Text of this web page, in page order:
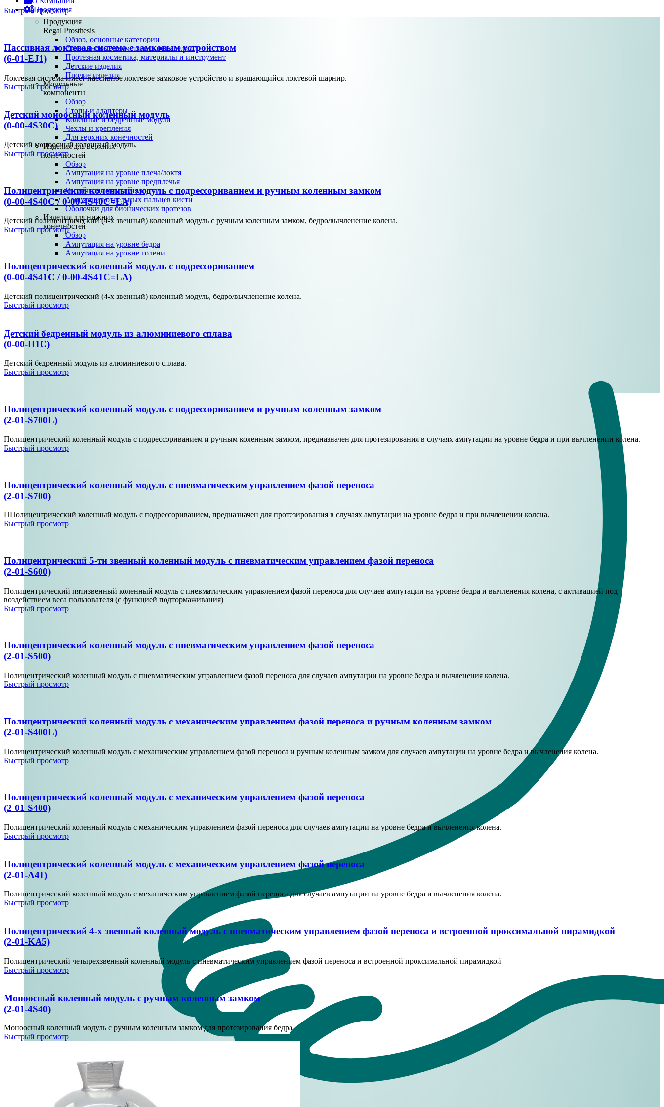
Продукция
Продукция
Regal Prosthesis
Обзор, основные категории
Силиконовые косметические изделия
Протезная косметика, материалы и инструмент
Детские изделия
Прочие изделия
Модульные
компоненты
Обзор
Стопы и адаптеры
Коленные и бедренные модули
Чехлы и крепления
Для верхних конечностей
Изделия для верхних
конечностей
Обзор
Ампутация на уровне плеча/локтя
Ампутация на уровне предплечья
Частичная ампутация кисти
Ампутация отдельных пальцев кисти
Оболочки для бионических протезов
Изделия для нижних
конечностей
Обзор
Ампутация на уровне бедра
Ампутация на уровне голени
Быстрый просмотр
Пассивная локтевая система с замковым устройством
(6-01-EJ1)
Локтевая система имеет пассивное локтевое замковое устройство и вращающийся локтевой шарнир.
Быстрый просмотр
Детский моноосный коленный модуль
(0-00-4S30C)
Детский моноосный коленный модуль.
Быстрый просмотр
Полицентрический коленный модуль с подрессориванием и ручным коленным замком
(0-00-4S40C / 0-00-4S40C=LA)
Детский полицентрический (4-х звенный) коленный модуль с ручным коленным замком, бедро/вычленение колена.
Быстрый просмотр
Полицентрический коленный модуль с подрессориванием
(0-00-4S41C / 0-00-4S41C=LA)
Детский полицентрический (4-х звенный) коленный модуль, бедро/вычленение колена.
Быстрый просмотр
Детский бедренный модуль из алюминиевого сплава
(0-00-H1C)
Детский бедренный модуль из алюминиевого сплава.
Быстрый просмотр
Полицентрический коленный модуль с подрессориванием и ручным коленным замком
(2-01-S700L)
Полицентрический коленный модуль с подрессориванием и ручным коленным замком, предназначен для протезирования в случаях ампутации на уровне бедра и при вычленении колена.
Быстрый просмотр
Полицентрический коленный модуль с пневматическим управлением фазой переноса
(2-01-S700)
ППолицентрический коленный модуль с подрессориванием, предназначен для протезирования в случаях ампутации на уровне бедра и при вычленении колена.
Быстрый просмотр
Полицентрический 5-ти звенный коленный модуль с пневматическим управлением фазой переноса
(2-01-S600)
Полицентрический пятизвенный коленный модуль с пневматическим управлением фазой переноса для случаев ампутации на уровне бедра и вычленения колена, с активацией под
воздействием веса пользователя (с функцией подтормаживания)
Быстрый просмотр
Полицентрический коленный модуль с пневматическим управлением фазой переноса
(2-01-S500)
Полицентрический коленный модуль с пневматическим управлением фазой переноса для случаев ампутации на уровне бедра и вычленения колена.
Быстрый просмотр
Полицентрический коленный модуль с механическим управлением фазой переноса и ручным коленным замком
(2-01-S400L)
Полицентрический коленный модуль с механическим управлением фазой переноса и ручным коленным замком для случаев ампутации на уровне бедра и вычленения колена.
Быстрый просмотр
Полицентрический коленный модуль с механическим управлением фазой переноса
(2-01-S400)
Полицентрический коленный модуль с механическим управлением фазой переноса для случаев ампутации на уровне бедра и вычленения колена.
Быстрый просмотр
Полицентрический коленный модуль с механическим управлением фазой переноса
(2-01-A41)
Полицентрический коленный модуль с механическим управлением фазой переноса для случаев ампутации на уровне бедра и вычленения колена.
Быстрый просмотр
Полицентрический 4-х звенный коленный модуль с пневматическим управлением фазой переноса и встроенной проксимальной пирамидкой
(2-01-KA5)
Полицентрический четырехзвенный коленный модуль с пневматическим управлением фазой переноса и встроенной проксимальной пирамидкой
Быстрый просмотр
Моноосный коленный модуль с ручным коленным замком
(2-01-4S40)
Моноосный коленный модуль с ручным коленным замком для протезирования бедра
Быстрый просмотр